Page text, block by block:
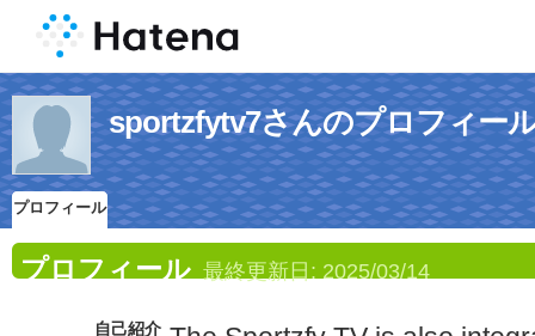
sportzfytv7さんのプロフィー
プロフィール
プロフィール 最終更新日: 2025/03/14
自己紹介